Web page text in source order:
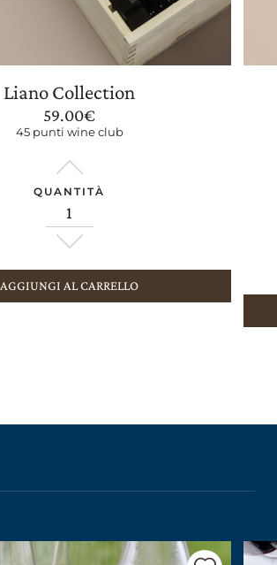
Liano Collection
59.00€
45 punti wine club
QUANTITÀ
AGGIUNGI AL CARRELLO